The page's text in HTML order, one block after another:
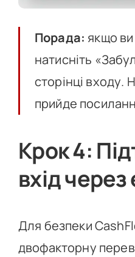
Порада: якщо
натисніть
сторінці входу.
прийде
Крок 4:
вхід
Для безпеки
двофакторну